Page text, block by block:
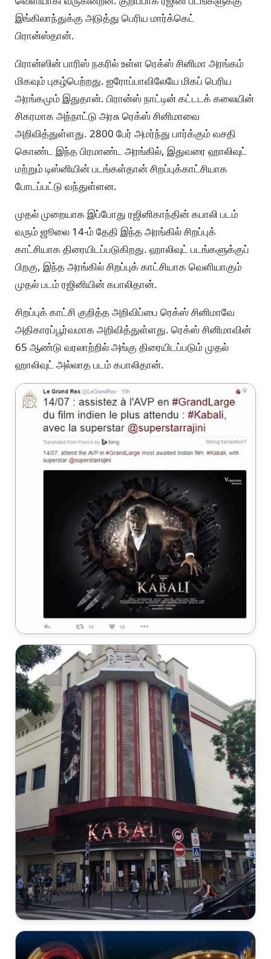
இங்கிலாந்துக்கு அடுத்து பெரிய மார்க்கெட்
பிரான்ஸ்தான்.
பிரான்ஸின் பாரிஸ் நகரில் உள்ள ரெக்ஸ் சினிமா அரங்கம்
மிகவும் புகழ்பெற்றது. ஐரோப்பாவிலேயே மிகப் பெரிய
அரங்கமும் இதுதான். பிரான்ஸ் நாட்டின் கட்டடக் கலையின்
சிகரமாக அந்நாட்டு அரசு ரெக்ஸ் சினிமாவை
அறிவித்துள்ளது. 2800 பேர் அமர்ந்து பார்க்கும் வசதி
கொண்ட இந்த பிரமாண்ட அரங்கில், இதுவரை ஹாலிவுட்
மற்றும் டிஸ்னியின் படங்கள்தான் சிறப்புக்காட்சியாக
போடப்பட்டு வந்துள்ளன.
முதல் முறையாக இப்போது ரஜினிகாந்தின் கபாலி படம்
வரும் ஜூலை 14-ம் தேதி இந்த அரங்கில் சிறப்புக்
காட்சியாக திரையிடப்படுகிறது. ஹாலிவுட் படங்களுக்குப்
பிறகு, இந்த அரங்கில் சிறப்புக் காட்சியாக வெளியாகும்
முதல் படம் ரஜினியின் கபாலிதான்.
சிறப்புக் காட்சி குறித்த அறிவிப்பை ரெக்ஸ் சினிமாவே
அதிகாரப்பூர்வமாக அறிவித்துள்ளது. ரெக்ஸ் சினிமாவின்
65 ஆண்டு வரலாற்றில் அங்கு திரையிடப்படும் முதல்
ஹாலிவுட் அல்லாத படம் கபாலிதான்.